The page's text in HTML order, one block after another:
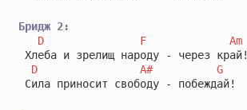
Бридж 2:
D
F
Am
Хлеба и зрелищ народу - через край!
D
A#
G
Сила приносит свободу - побеждай!